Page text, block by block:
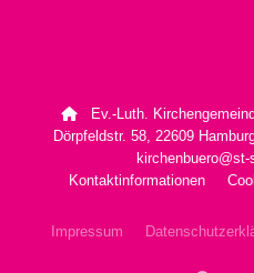
 Ev.-Luth.
Dörpfeldstr. 58, 22609
Kontaktinformationen
Impressum